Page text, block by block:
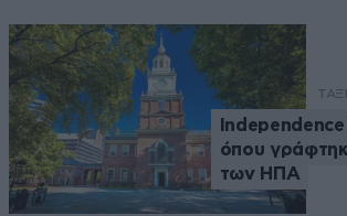
όπου
των ΗΠΑ